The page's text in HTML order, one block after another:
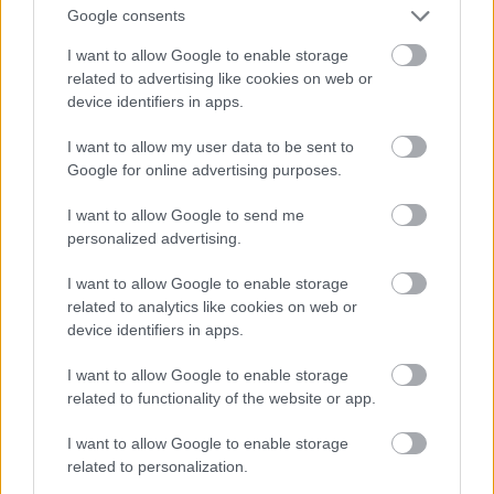
Google consents
I want to allow Google to enable storage
related to advertising like cookies on web or
device identifiers in apps.
I want to allow my user data to be sent to
Google for online advertising purposes.
I want to allow Google to send me
personalized advertising.
I want to allow Google to enable storage
related to analytics like cookies on web or
device identifiers in apps.
I want to allow Google to enable storage
related to functionality of the website or app.
I want to allow Google to enable storage
related to personalization.